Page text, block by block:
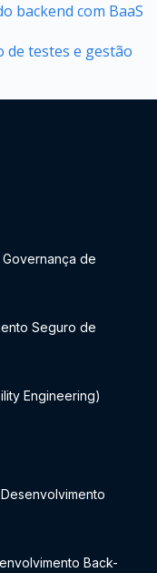
backend com BaaS
de testes e gestão
Governança de
Seguro de
Engineering)
Desenvolvimento
Back-